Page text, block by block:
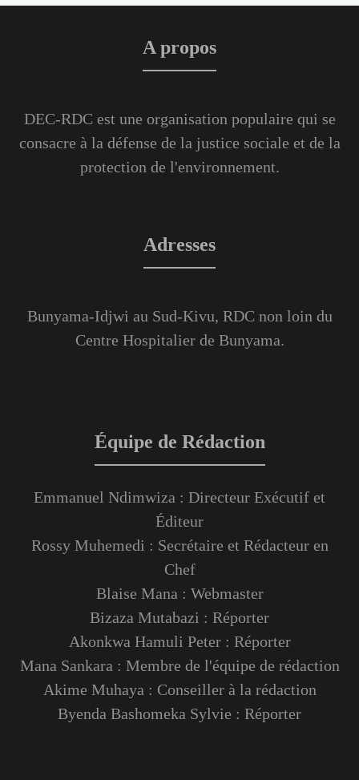
A propos
DEC-RDC est une organisation populaire qui se
consacre à la défense de la justice sociale et de la
protection de l'environnement.
Adresses
Bunyama-Idjwi au Sud-Kivu, RDC non loin du
Centre Hospitalier de Bunyama.
Équipe de Rédaction
Emmanuel Ndimwiza : Directeur Exécutif et
Éditeur
Rossy Muhemedi : Secrétaire et Rédacteur en
Chef
Blaise Mana : Webmaster
Bizaza Mutabazi : Réporter
Akonkwa Hamuli Peter : Réporter
Mana Sankara : Membre de l'équipe de rédaction
Akime Muhaya : Conseiller à la rédaction
Byenda Bashomeka Sylvie : Réporter